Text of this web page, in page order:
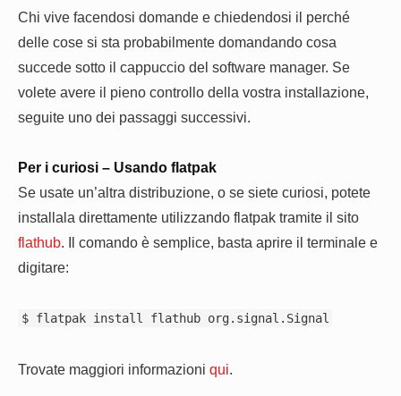
Chi vive facendosi domande e chiedendosi il perché
delle cose si sta probabilmente domandando cosa
succede sotto il cappuccio del software manager. Se
volete avere il pieno controllo della vostra installazione,
seguite uno dei passaggi successivi.
Per i curiosi – Usando flatpak
Se usate un’altra distribuzione, o se siete curiosi, potete
installala direttamente utilizzando flatpak tramite il sito
flathub. Il comando è semplice, basta aprire il terminale e
digitare:
$ flatpak install flathub org.signal.Signal
Trovate maggiori informazioni qui